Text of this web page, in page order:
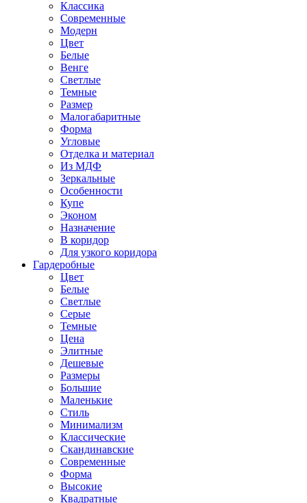
Классика
Современные
Модерн
Цвет
Белые
Венге
Светлые
Темные
Размер
Малогабаритные
Форма
Угловые
Отделка и материал
Из МДФ
Зеркальные
Особенности
Купе
Эконом
Назначение
В коридор
Для узкого коридора
Гардеробные
Цвет
Белые
Светлые
Серые
Темные
Цена
Элитные
Дешевые
Размеры
Большие
Маленькие
Стиль
Минимализм
Классические
Скандинавские
Современные
Форма
Высокие
Квадратные